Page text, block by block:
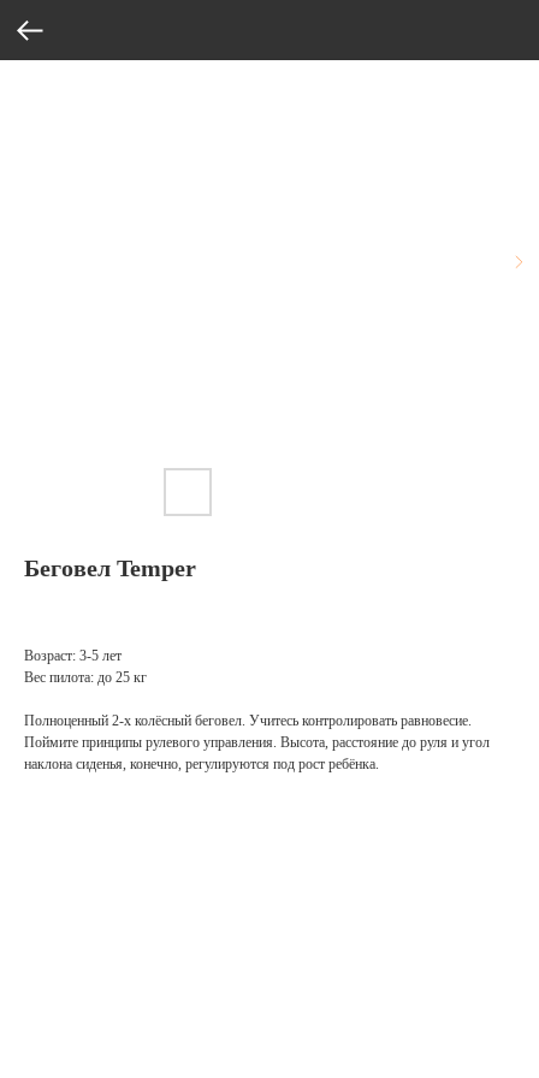
Беговел Temper
Возраст: 3-5 лет
Вес пилота: до 25 кг
Полноценный 2-х колёсный беговел. Учитесь контролировать равновесие.
Поймите принципы рулевого управления. Высота, расстояние до руля и угол
наклона сиденья, конечно, регулируются под рост ребёнка.